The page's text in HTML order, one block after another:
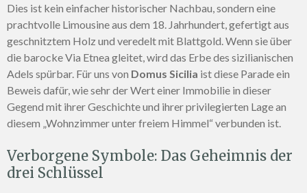
Dies ist kein einfacher historischer Nachbau, sondern eine
prachtvolle Limousine aus dem 18. Jahrhundert, gefertigt aus
geschnitztem Holz und veredelt mit Blattgold. Wenn sie über
die barocke Via Etnea gleitet, wird das Erbe des sizilianischen
Adels spürbar. Für uns von Domus Sicilia ist diese Parade ein
Beweis dafür, wie sehr der Wert einer Immobilie in dieser
Gegend mit ihrer Geschichte und ihrer privilegierten Lage an
diesem „Wohnzimmer unter freiem Himmel“ verbunden ist.
Verborgene Symbole: Das Geheimnis der
drei Schlüssel